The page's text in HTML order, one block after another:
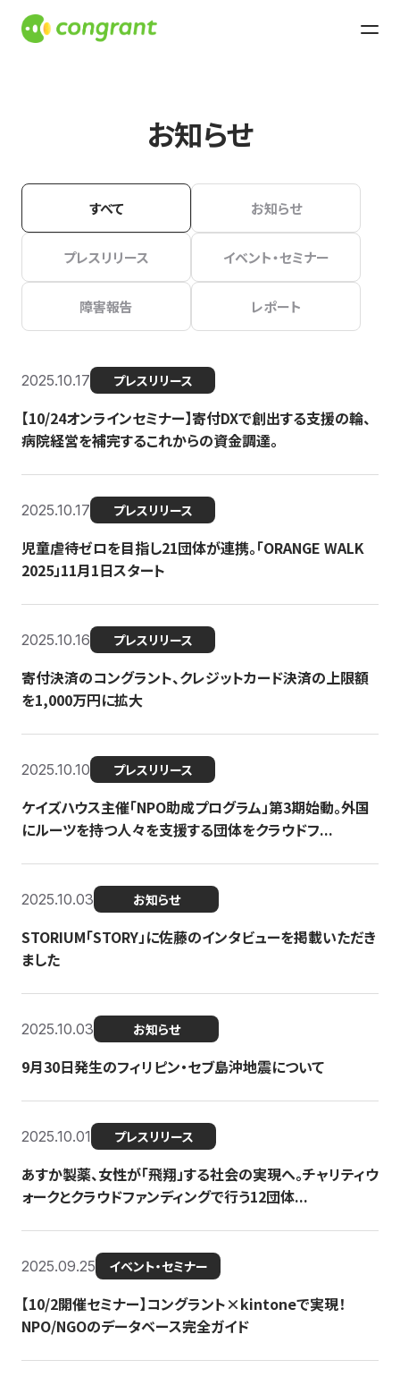
お知らせ
すべて お知らせ
プレスリリース イベント・セミナー
障害報告 レポート
2025.10.17 プレスリリース
【10/24オンラインセミナー】寄付DXで創出する支援の輪、
病院経営を補完するこれからの資金調達。
2025.10.17 プレスリリース
児童虐待ゼロを目指し21団体が連携。「ORANGE WALK
2025」11月1日スタート
2025.10.16 プレスリリース
寄付決済のコングラント、クレジットカード決済の上限額
を1,000万円に拡大
2025.10.10 プレスリリース
ケイズハウス主催「NPO助成プログラム」第3期始動。外国
にルーツを持つ人々を支援する団体をクラウドフ...
2025.10.03 お知らせ
STORIUM「STORY」に佐藤のインタビューを掲載いただき
ました
2025.10.03 お知らせ
9月30日発生のフィリピン・セブ島沖地震について
2025.10.01 プレスリリース
あすか製薬、女性が「飛翔」する社会の実現へ。チャリティウ
ォークとクラウドファンディングで行う12団体...
2025.09.25 イベント・セミナー
【10/2開催セミナー】コングラント×kintoneで実現！
NPO/NGOのデータベース完全ガイド